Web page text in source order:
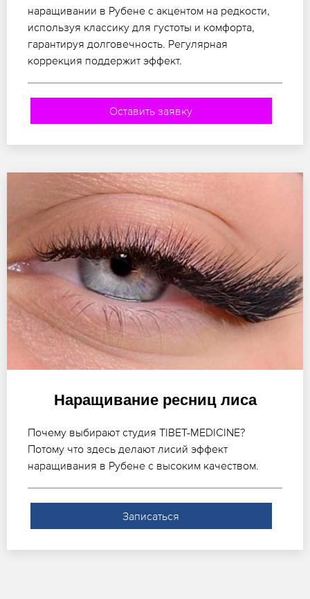
наращивании в Рубене с акцентом на редкости,
используя классику для густоты и комфорта,
гарантируя долговечность. Регулярная
коррекция поддержит эффект.
Оставить заявку
Наращивание ресниц лиса
Почему выбирают студия TIBET-MEDICINE?
Потому что здесь делают лисий эффект
наращивания в Рубене с высоким качеством.
Записаться